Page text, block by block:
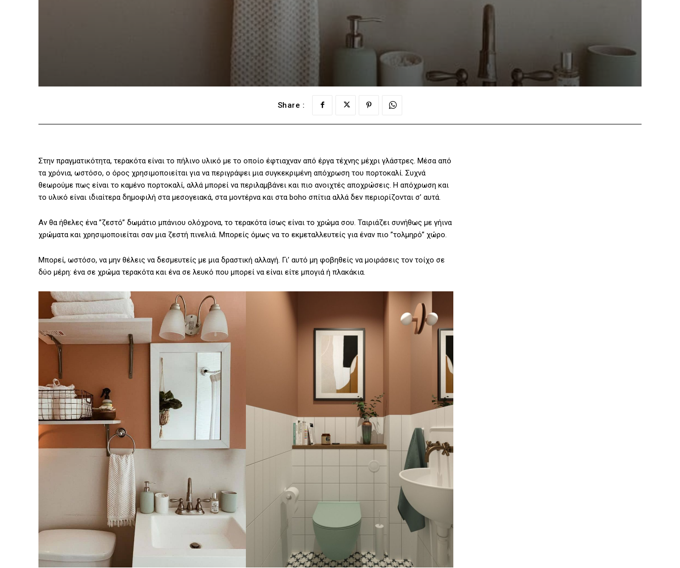
Share :
Στην πραγματικότητα, τερακότα είναι το πήλινο υλικό με το οποίο έφτιαχναν από έργα τέχνης μέχρι γλάστρες. Μέσα από
τα χρόνια, ωστόσο, ο όρος χρησιμοποιείται για να περιγράψει μια συγκεκριμένη απόχρωση του πορτοκαλί. Συχνά
θεωρούμε πως είναι το καμένο πορτοκαλί, αλλά μπορεί να περιλαμβάνει και πιο ανοιχτές αποχρώσεις. Η απόχρωση και
το υλικό είναι ιδιαίτερα δημοφιλή στα μεσογειακά, στα μοντέρνα και στα boho σπίτια αλλά δεν περιορίζονται σ’ αυτά.
Αν θα ήθελες ένα ”ζεστό” δωμάτιο μπάνιου ολόχρονα, το τερακότα ίσως είναι το χρώμα σου. Ταιριάζει συνήθως με γήινα
χρώματα και χρησιμοποιείται σαν μια ζεστή πινελιά. Μπορείς όμως να το εκμεταλλευτείς για έναν πιο ”τολμηρό” χώρο.
Μπορεί, ωστόσο, να μην θέλεις να δεσμευτείς με μια δραστική αλλαγή. Γι’ αυτό μη φοβηθείς να μοιράσεις τον τοίχο σε
δύο μέρη: ένα σε χρώμα τερακότα και ένα σε λευκό που μπορεί να είναι είτε μπογιά ή πλακάκια.